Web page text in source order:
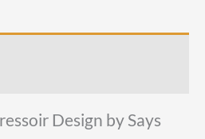
Design by Says